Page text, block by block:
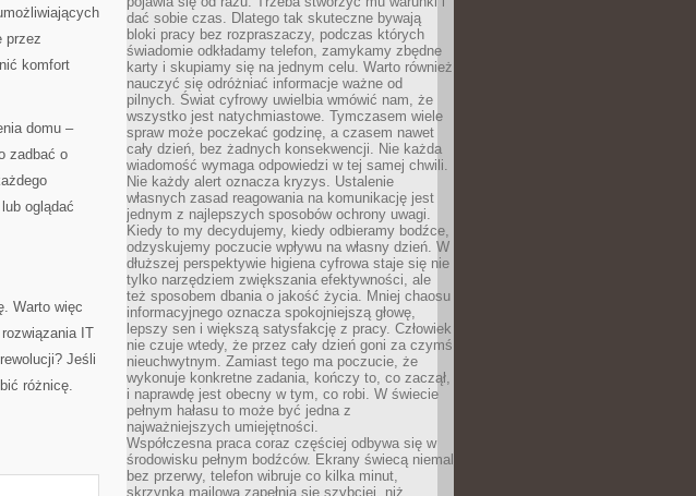
przez
komfort
domu –
zadbać o
oglądać
Warto więc
IT
Jeśli
różnicę.
dać sobie czas. Dlatego tak skuteczne bywają
bloki pracy bez rozpraszaczy, podczas których
świadomie odkładamy telefon, zamykamy zbędne
karty i skupiamy się na jednym celu. Warto również
nauczyć się odróżniać informacje ważne od
pilnych. Świat cyfrowy uwielbia wmówić nam, że
wszystko jest natychmiastowe. Tymczasem wiele
spraw może poczekać godzinę, a czasem nawet
cały dzień, bez żadnych konsekwencji. Nie każda
wiadomość wymaga odpowiedzi w tej samej chwili.
Nie każdy alert oznacza kryzys. Ustalenie
własnych zasad reagowania na komunikację jest
jednym z najlepszych sposobów ochrony uwagi.
Kiedy to my decydujemy, kiedy odbieramy bodźce,
odzyskujemy poczucie wpływu na własny dzień. W
dłuższej perspektywie higiena cyfrowa staje się nie
tylko narzędziem zwiększania efektywności, ale
też sposobem dbania o jakość życia. Mniej chaosu
informacyjnego oznacza spokojniejszą głowę,
lepszy sen i większą satysfakcję z pracy. Człowiek
nie czuje wtedy, że przez cały dzień goni za czymś
nieuchwytnym. Zamiast tego ma poczucie, że
wykonuje konkretne zadania, kończy to, co zaczął,
i naprawdę jest obecny w tym, co robi. W świecie
pełnym hałasu to może być jedna z
najważniejszych umiejętności.
Współczesna praca coraz częściej odbywa się w
środowisku pełnym bodźców. Ekrany świecą niemal
bez przerwy, telefon wibruje co kilka minut,
skrzynka mailowa zapełnia się szybciej, niż